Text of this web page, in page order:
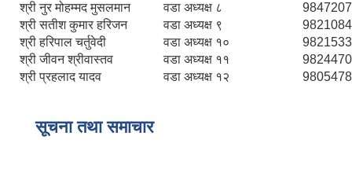
श्री नुर मोहम्मद मुसलमान
वडा अध्यक्ष ८
श्री सतीश कुमार हरिजन
वडा अध्यक्ष ९
श्री हरिपाल चर्तुवेदी
वडा अध्यक्ष १०
श्री जीवन श्रीवास्तव
वडा अध्यक्ष ११
श्री प्रहलाद यादव
वडा अध्यक्ष १२
सूचना तथा समाचार